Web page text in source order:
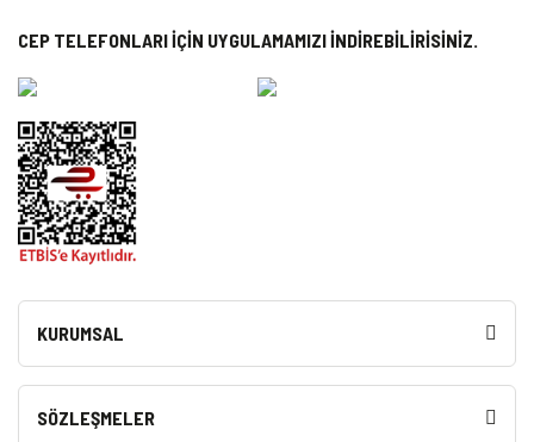
CEP TELEFONLARI İÇİN UYGULAMAMIZI İNDİREBİLİRİSİNİZ.
KURUMSAL
SÖZLEŞMELER